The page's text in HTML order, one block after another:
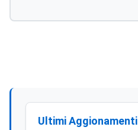
Ultimi Aggionamenti